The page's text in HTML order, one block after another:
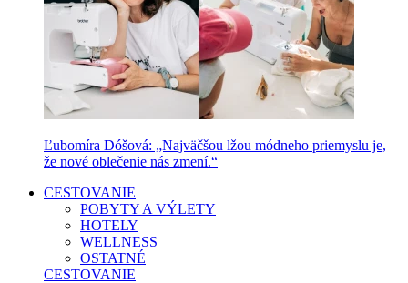
Ľubomíra Dóšová: „Najväčšou lžou módneho priemyslu je,
že nové oblečenie nás zmení.“
CESTOVANIE
POBYTY A VÝLETY
HOTELY
WELLNESS
OSTATNÉ
CESTOVANIE